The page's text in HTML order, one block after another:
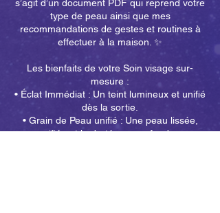
s’agit d’un document PDF qui reprend votre
type de peau ainsi que mes
recommandations de gestes et routines à
effectuer à la maison. ✨
Les bienfaits de votre Soin visage sur-
mesure :
• Éclat Immédiat : Un teint lumineux et unifié
dès la sortie.
• Grain de Peau unifié : Une peau lissée,
purifiée et hydratée en profondeur.